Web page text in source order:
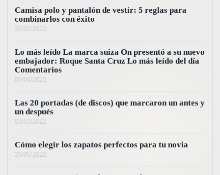
Camisa polo y pantalón de vestir: 5 reglas para
combinarlos con éxito
26/02/2022
Lo más leído La marca suiza On presentó a su nuevo
embajador: Roque Santa Cruz Lo más leído del día
Comentarios
08/04/2023
Las 20 portadas (de discos) que marcaron un antes y
un después
03/03/2022
Cómo elegir los zapatos perfectos para tu novia
26/05/2022